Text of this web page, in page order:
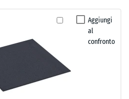
Aggiungi
al
confronto